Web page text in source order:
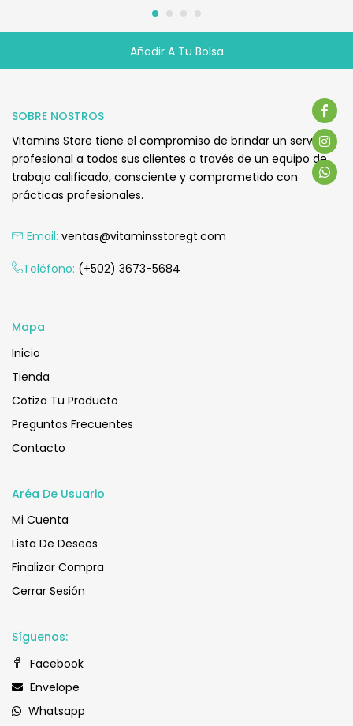
Q260.00
Añadir Al Carrito
Añadir A Tu Bolsa
SOBRE NOSTROS
Vitamins Store tiene el compromiso de brindar un servicio
profesional a todos sus clientes a través de un equipo de
trabajo calificado, consciente y comprometido con
prácticas profesionales.
Email: ventas@vitaminsstoregt.com
Teléfono: (+502) 3673-5684
Mapa
Inicio
Tienda
Cotiza Tu Producto
Preguntas Frecuentes
Contacto
Aréa De Usuario
Mi Cuenta
Lista De Deseos
Finalizar Compra
Cerrar Sesión
Síguenos:
Facebook
Envelope
Whatsapp